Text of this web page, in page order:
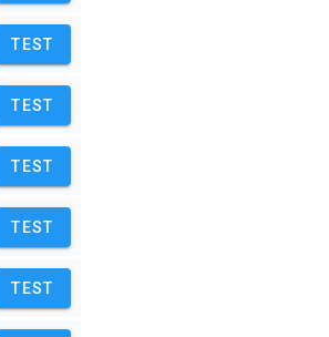
TEST
TEST
TEST
TEST
TEST